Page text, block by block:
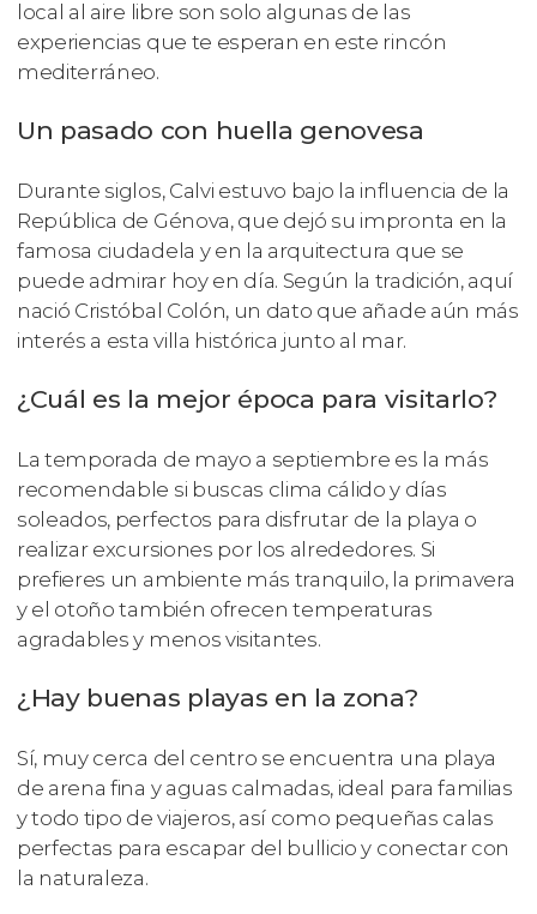
local al aire libre son solo algunas de las
experiencias que te esperan en este rincón
mediterráneo.
Un pasado con huella genovesa
Durante siglos, Calvi estuvo bajo la influencia de la
República de Génova, que dejó su impronta en la
famosa ciudadela y en la arquitectura que se
puede admirar hoy en día. Según la tradición, aquí
nació Cristóbal Colón, un dato que añade aún más
interés a esta villa histórica junto al mar.
¿Cuál es la mejor época para visitarlo?
La temporada de mayo a septiembre es la más
recomendable si buscas clima cálido y días
soleados, perfectos para disfrutar de la playa o
realizar excursiones por los alrededores. Si
prefieres un ambiente más tranquilo, la primavera
y el otoño también ofrecen temperaturas
agradables y menos visitantes.
¿Hay buenas playas en la zona?
Sí, muy cerca del centro se encuentra una playa
de arena fina y aguas calmadas, ideal para familias
y todo tipo de viajeros, así como pequeñas calas
perfectas para escapar del bullicio y conectar con
la naturaleza.